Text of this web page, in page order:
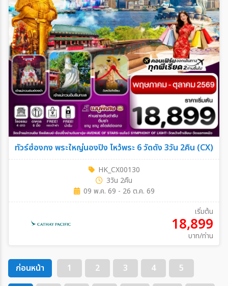
ทัวร์ฮ่องกง พระใหญ่นองปิง ไหว้พระ 6 วัดดัง 3วัน 2คืน (CX)
HK_CX00130
3วัน 2คืน
09 พ.ค. 69 - 26 ต.ค. 69
เริ่มต้น
18,899
บาท/ท่าน
ก่อนหน้า 1 2 3 4
5